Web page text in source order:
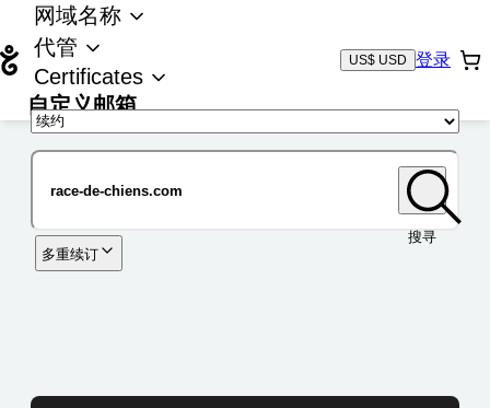
网域名称
代管
Certificates
自定义邮箱
US$ USD 登录
搜寻
多重续订